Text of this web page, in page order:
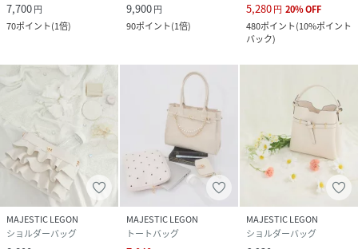
7,700円
70ポイント(1倍)
9,900円
90ポイント(1倍)
5,280円 20%OFF
480ポイント(10%ポイント
バック)
MAJESTIC LEGON
ショルダーバッグ
MAJESTIC LEGON
トートバッグ
MAJESTIC LEGON
ショルダーバッグ